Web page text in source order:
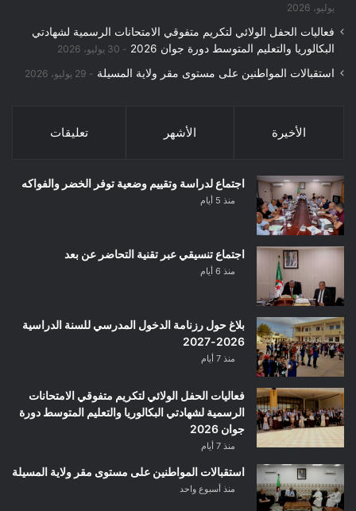
يوليو، 2026
فعاليات الحفل الولائي لتكريم متفوقي الامتحانات الرسمية لشهادتي
البكالوريا والتعليم المتوسط دورة جوان 2026
30 يوليو، 2026
استقبالات المواطنين على مستوى مقر ولاية المسيلة 29 يوليو، 2026
الأخيرة الأشهر تعليقات
اجتماع لدراسة وتقييم وضعية توفر الخضر والفواكه
منذ 5 أيام
اجتماع تنسيقي عبر تقنية التحاضر عن بعد
منذ 6 أيام
بلاغ حول رزنامة الدخول المدرسي للسنة الدراسية
2026-2027
منذ 7 أيام
فعاليات الحفل الولائي لتكريم متفوقي الامتحانات
الرسمية لشهادتي البكالوريا والتعليم المتوسط دورة
جوان 2026
منذ 7 أيام
استقبالات المواطنين على مستوى مقر ولاية المسيلة
منذ أسبوع واحد